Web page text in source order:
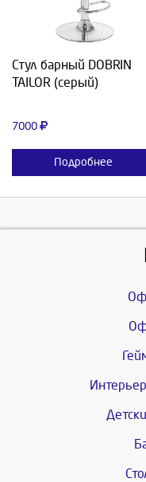
Стул барный DOBRIN
TAILOR (серый)
7000
Подробнее
Продолжить